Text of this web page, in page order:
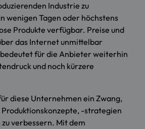
Industrie zu
wenigen Tagen oder höchstens
Produkte verfügbar. Preise und
das Internet unmittelbar
für die Anbieter weiterhin
und noch kürzere
diese Unternehmen ein Zwang,
-strategien
verbessern. Mit dem